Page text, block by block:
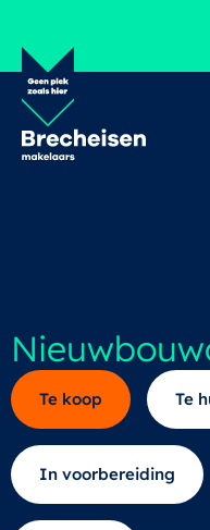
Te koop Te
In voorbereiding